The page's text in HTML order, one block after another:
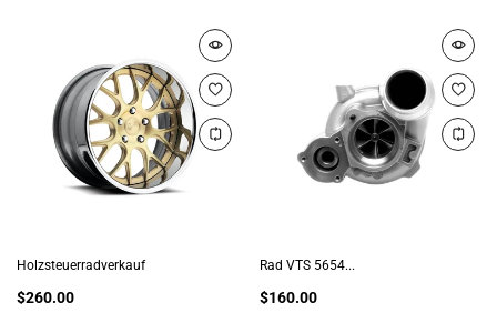
Holzsteuerradverkauf
$260.00
Rad VTS 5654...
$160.00